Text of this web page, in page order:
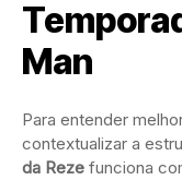
Man
Para entender
contextualizar a
da Reze funciona